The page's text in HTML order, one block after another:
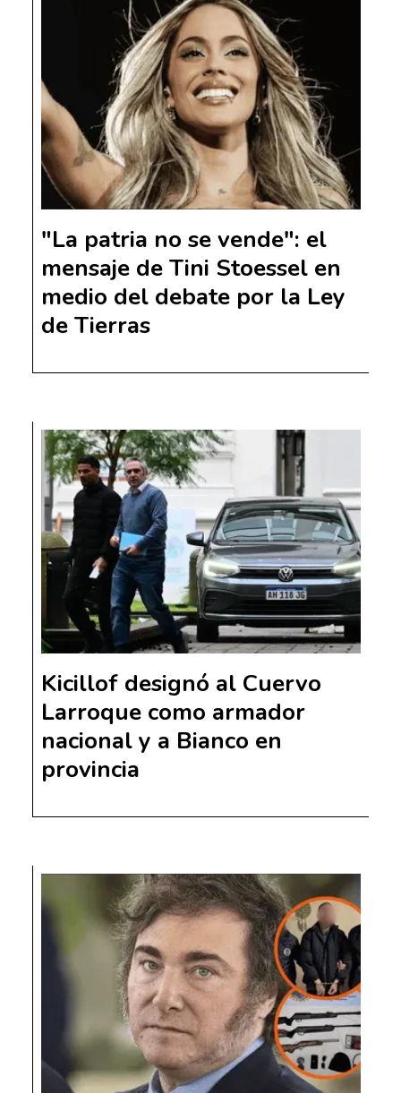
"La patria no se vende": el
mensaje de Tini Stoessel en
medio del debate por la Ley
de Tierras
Kicillof designó al Cuervo
Larroque como armador
nacional y a Bianco en
provincia